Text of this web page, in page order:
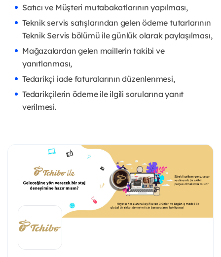
Satıcı ve Müşteri mutabakatlarının yapılması,
Teknik servis satışlarından gelen ödeme tutarlarının
Teknik Servis bölümü ile günlük olarak paylaşılması,
Mağazalardan gelen maillerin takibi ve
yanıtlanması,
Tedarikçi iade faturalarının düzenlenmesi,
Tedarikçilerin ödeme ile ilgili sorularına yanıt
verilmesi.